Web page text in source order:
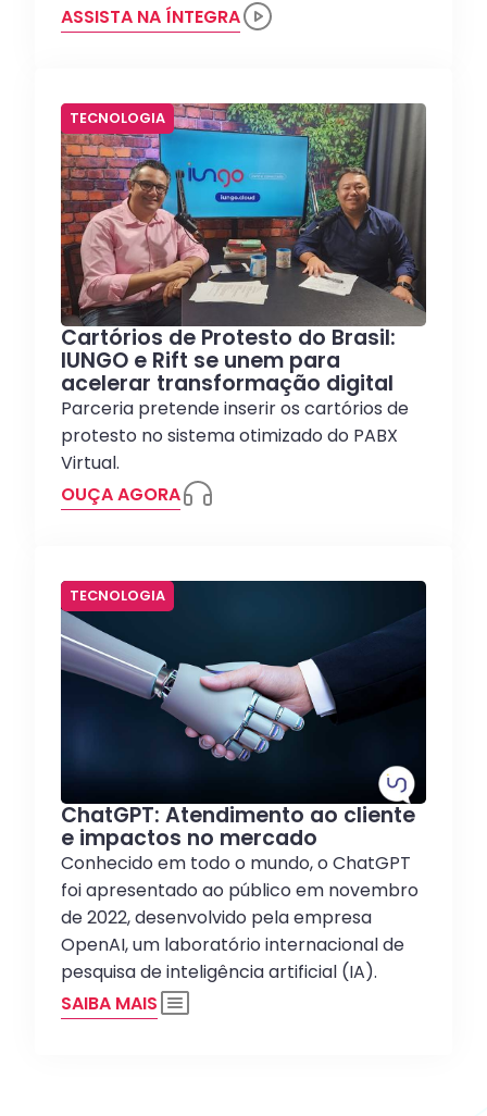
ASSISTA NA ÍNTEGRA
TECNOLOGIA
Cartórios de Protesto do Brasil:
IUNGO e Rift se unem para
acelerar transformação digital
Parceria pretende inserir os cartórios de
protesto no sistema otimizado do PABX
Virtual.
OUÇA AGORA
TECNOLOGIA
ChatGPT: Atendimento ao cliente
e impactos no mercado
Conhecido em todo o mundo, o ChatGPT
foi apresentado ao público em novembro
de 2022, desenvolvido pela empresa
OpenAI, um laboratório internacional de
pesquisa de inteligência artificial (IA).
SAIBA MAIS